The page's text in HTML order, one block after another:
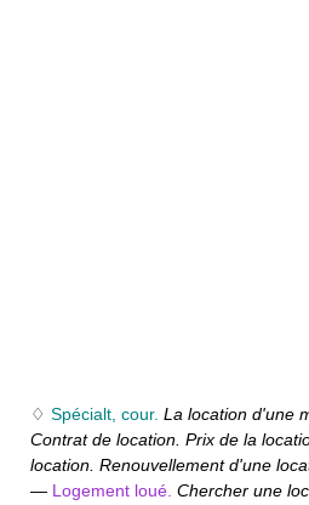
♢ Spécialt, cour. La location d'une
Contrat de location. Prix de la
location. Renouvellement d'une
— Logement loué. Chercher une